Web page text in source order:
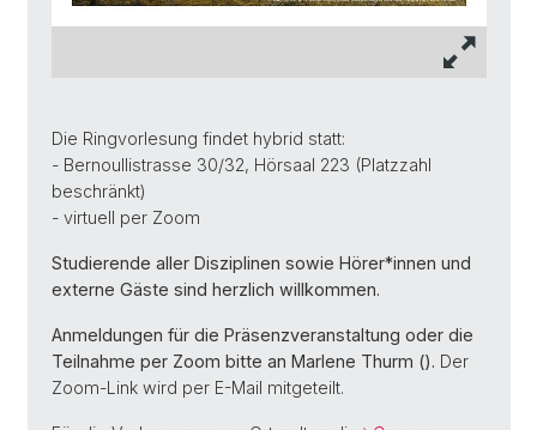
Die Ringvorlesung findet hybrid statt:
- Bernoullistrasse 30/32, Hörsaal 223 (Platzzahl
beschränkt)
- virtuell per Zoom
Studierende aller Disziplinen sowie Hörer*innen und
externe Gäste sind herzlich willkommen.
Anmeldungen für die Präsenzveranstaltung oder die
Teilnahme per Zoom bitte an Marlene Thurm (). Der
Zoom-Link wird per E-Mail mitgeteilt.